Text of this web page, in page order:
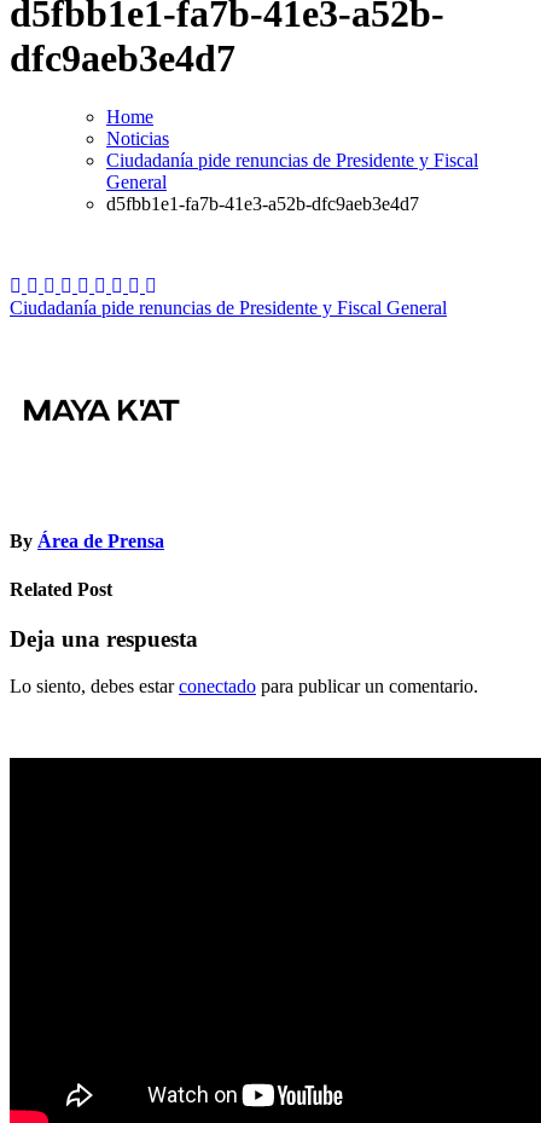
d5fbb1e1-fa7b-41e3-a52b-
dfc9aeb3e4d7
Home
Noticias
Ciudadanía pide renuncias de Presidente y Fiscal
General
d5fbb1e1-fa7b-41e3-a52b-dfc9aeb3e4d7
Navegación
Ciudadanía pide renuncias de Presidente y Fiscal General
By Área de Prensa
Related Post
Deja una respuesta
Lo siento, debes estarconectado para publicar un comentario.